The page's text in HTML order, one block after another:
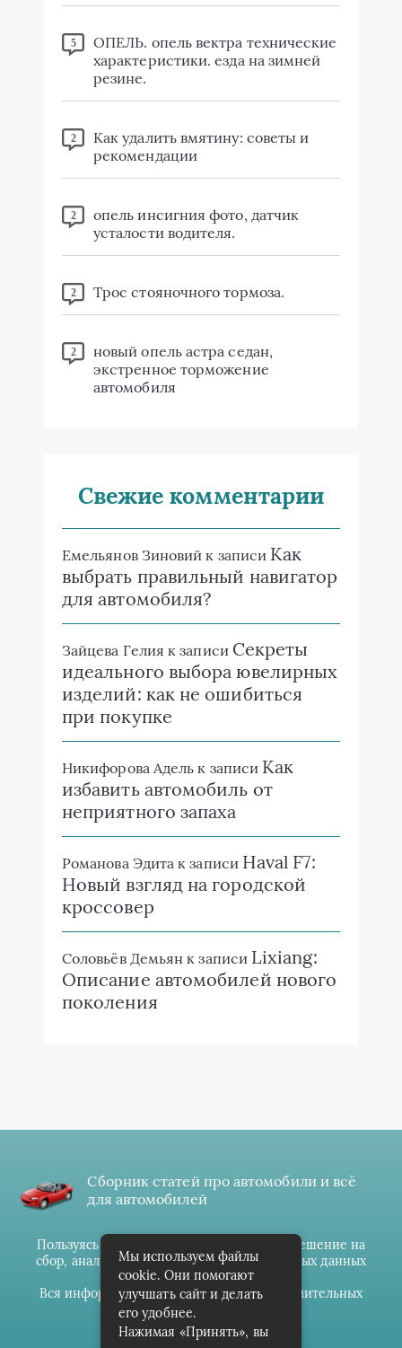
5
ОПЕЛЬ. опель вектра технические
характеристики. езда на зимней
резине.
2
Как удалить вмятину: советы и
рекомендации
2
опель инсигния фото, датчик
усталости водителя.
2 Трос стояночного тормоза.
2
новый опель астра седан,
экстренное торможение
автомобиля
Свежие комментарии
Емельянов Зиновий к записи Как
выбрать правильный навигатор
для автомобиля?
Зайцева Гелия к записи Секреты
идеального выбора ювелирных
изделий: как не ошибиться
при покупке
Никифорова Адель к записи Как
избавить автомобиль от
неприятного запаха
Романова Эдита к записи Haval F7:
Новый взгляд на городской
кроссовер
Соловьёв Демьян к записи Lixiang:
Описание автомобилей нового
поколения
Сборник статей про автомобили и всё
для автомобилей
Пользуясь данным ресурсом вы даёте разрешение на
сбор, анализ и хранение своих персональных данных
согласноПравилам
Вся информация предоставлена в ознакомительных
целях.
Мы используем файлы
cookie. Они помогают
улучшать сайт и делать
его удобнее.
Нажимая «Принять», вы